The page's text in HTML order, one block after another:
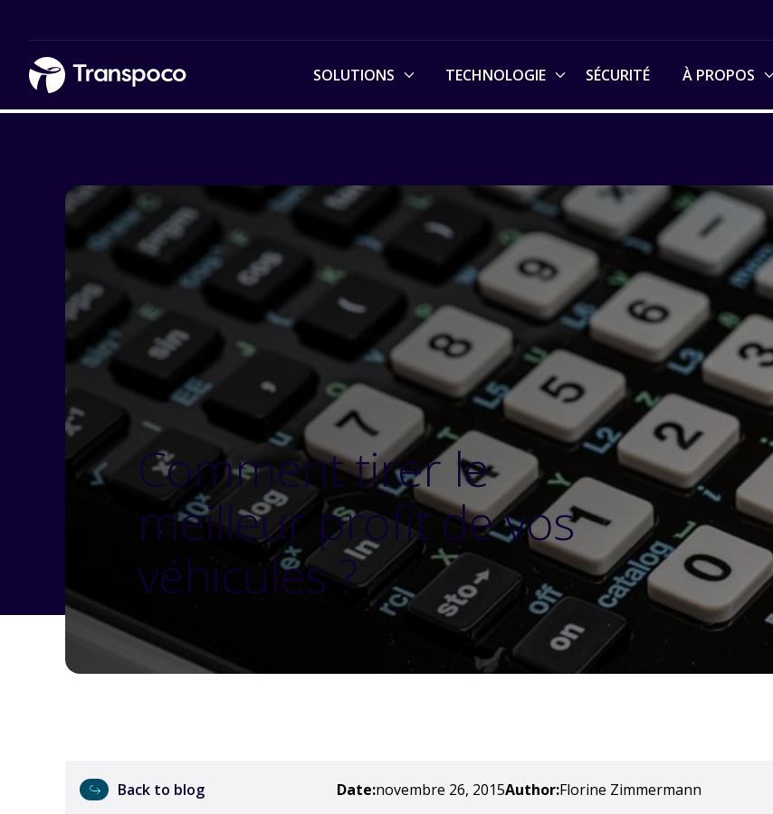
SOLUTIONS TECHNOLOGIE SÉCURITÉ À PROPOS
Comment tirer le
meilleur profit de vos
véhicules ?
Back to blog Date:novembre 26, 2015Author:Florine Zimmermann